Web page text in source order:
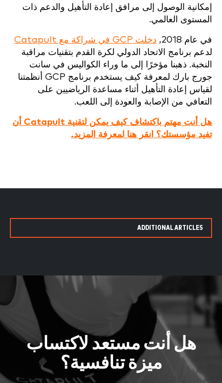
إمكانية الوصول إلى مرافق إعادة التأهيل والدعم ذات
المستوى العالمي.
في عام 2018,
دخلت GCP في شراكة مع Catapult
لدعم برنامج الاتحاد الدولي لكرة القدم بتقنيات مراقبة
النخبة. ذهبنا مؤخرًا إلى ما وراء الكواليس في سانت
جورج بارك لمعرفة كيف يستخدم برنامج GCP أنظمتنا
لقياس إعادة التأهيل أثناء مساعدة الرياضيين على
التعافي من الإصابة والعودة إلى اللعب.
هل أنت مهتم باكتشاف كيف يمكن لتقنية Catapult أن
تفيد مؤسستك؟ انقر هنا لمعرفة المزيد.
ADDITIONAL ARTICLES
هل أنت مستعد لاكتساب
ميزة تنافسية؟